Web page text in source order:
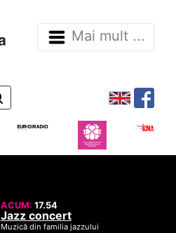
Mai mult ...
ACUM: 17.54
Jazz concert
Muzică din familia jazzului